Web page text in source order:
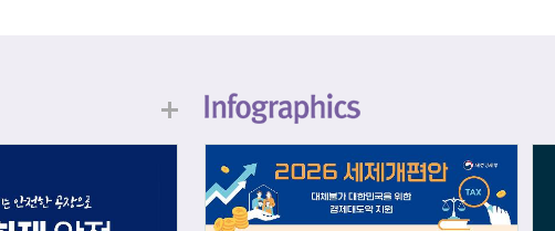
식, 친구들과의 협업, 다양한 활동 속에서 얻는
문제 해결 경험은 모두 개인의 역량으로 축적됩
니다. 경제학에서는 이.......